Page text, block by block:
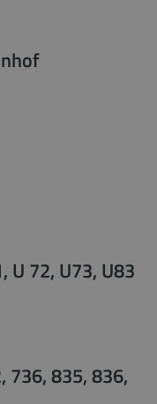
U 72, U73, U83
736, 835, 836,